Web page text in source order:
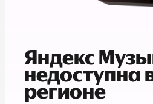
Яндекс
недоступна
регионе